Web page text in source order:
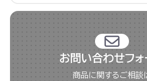
お問い合わせフォ
商品に関するご相談